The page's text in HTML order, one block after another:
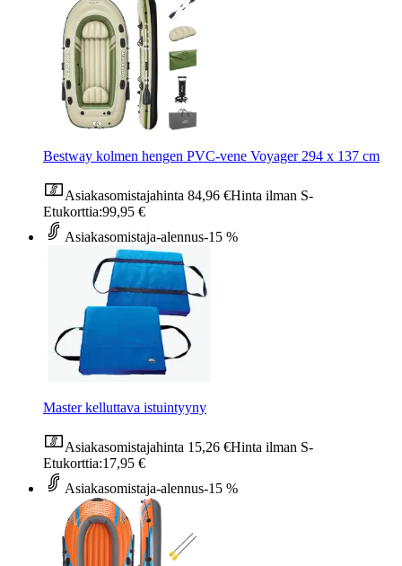
Bestway kolmen hengen PVC-vene Voyager 294 x 137 cm
Asiakasomistajahinta 84,96 €Hinta ilman S-
Etukorttia:99,95 €
Asiakasomistaja-alennus-15 %
Master kelluttava istuintyyny
Asiakasomistajahinta 15,26 €Hinta ilman S-
Etukorttia:17,95 €
Asiakasomistaja-alennus-15 %